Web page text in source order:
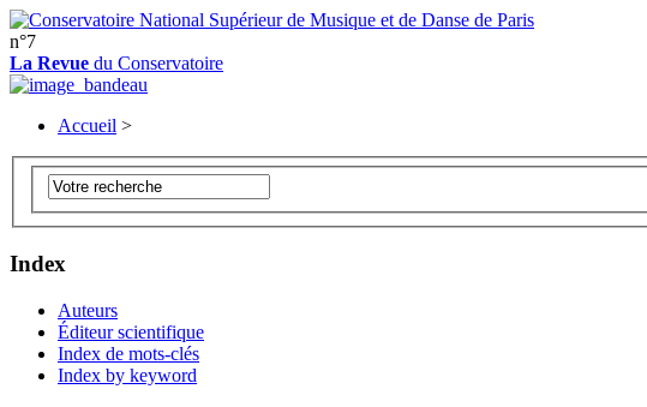
n°7
La Revue du Conservatoire
Accueil >
Index
Auteurs
Éditeur scientifique
Index de mots-clés
Index by keyword